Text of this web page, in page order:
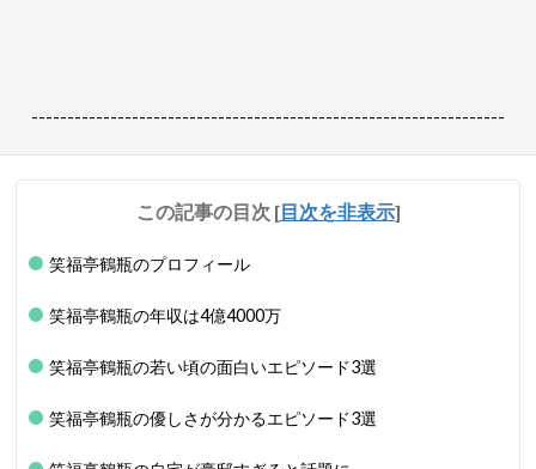
------------------------------------------------------------------
この記事の目次 [目次を非表示]
笑福亭鶴瓶のプロフィール
笑福亭鶴瓶の年収は4億4000万
笑福亭鶴瓶の若い頃の面白いエピソード3選
笑福亭鶴瓶の優しさが分かるエピソード3選